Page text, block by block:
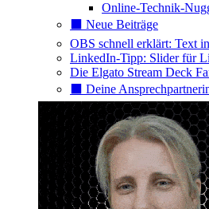
Online-Technik-
⬛️ Neue Beiträge
OBS schnell erklärt: Text
LinkedIn-Tipp: Slider für
Die Elgato Stream Deck
⬛️ Deine